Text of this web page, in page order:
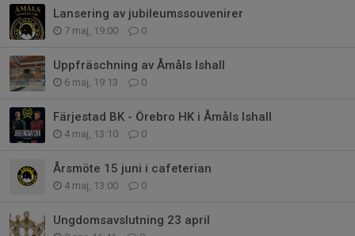
Lansering av jubileumssouvenirer
7 maj, 19:00 0
Uppfräschning av Åmåls Ishall
6 maj, 19:13 0
Färjestad BK - Örebro HK i Åmåls Ishall
4 maj, 13:10 0
Årsmöte 15 juni i cafeterian
4 maj, 13:00 0
Ungdomsavslutning 23 april